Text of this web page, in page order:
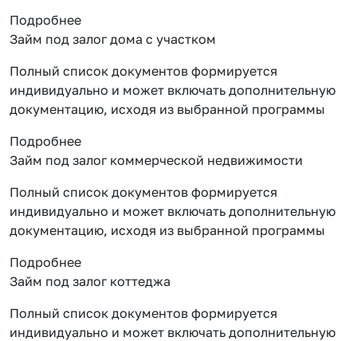
Подробнее
Займ под залог дома с участком
Полный список документов формируется
индивидуально и может включать дополнительную
документацию, исходя из выбранной программы
Подробнее
Займ под залог коммерческой недвижимости
Полный список документов формируется
индивидуально и может включать дополнительную
документацию, исходя из выбранной программы
Подробнее
Займ под залог коттеджа
Полный список документов формируется
индивидуально и может включать дополнительную